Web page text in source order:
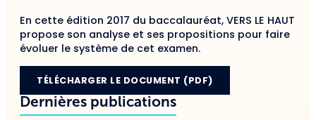
En cette édition 2017 du baccalauréat, VERS LE HAUT
propose son analyse et ses propositions pour faire
évoluer le système de cet examen.
TÉLÉCHARGER LE DOCUMENT (PDF)
Dernières publications